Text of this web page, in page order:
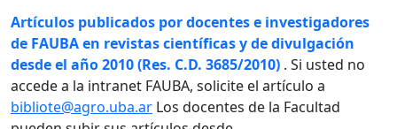
Artículos publicados por docentes e investigadores
de FAUBA en revistas científicas y de divulgación
desde el año 2010 (Res. C.D. 3685/2010) . Si usted no
accede a la intranet FAUBA, solicite el artículo a
bibliote@agro.uba.ar Los docentes de la Facultad